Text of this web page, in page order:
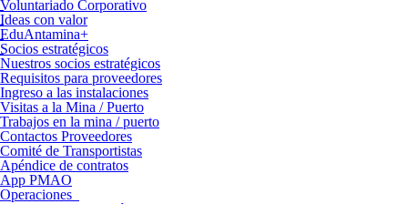
Voluntariado Corporativo
Ideas con valor
EduAntamina+
Socios estratégicos
Nuestros socios estratégicos
Requisitos para proveedores
Ingreso a las instalaciones
Visitas a la Mina / Puerto
Trabajos en la mina / puerto
Contactos Proveedores
Comité de Transportistas
Apéndice de contratos
App PMAO
Operaciones